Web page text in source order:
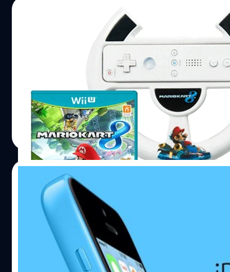
นินเทนโด้เตรียมเปิดตัว Mario Kart 8 พ่วงเต่า
สีฟ้าหวังฟื้นตลาด Wii U
ปฏิบัติการกอบกู้วิกฤติเกม Wii U เริ่มขึ้นแล้ว ล่าสุดมีการเปิด
ตัว Mario Kart 8 ชุดพิเศษซึ่งจะมาพร้อมกับไอเท็มโมเดล เต่า
สีฟ้า โดยติดมากับแผ่นเกมในชุดราคา 59 ปอนด์ (ประมาณ
3,000 บาท) และอีกชุดที่จะมีพวงมาลัยซึ่งเอาไว้ใส่จอยรีโมท
และบังคับโดยใช้การจับการเคลื่อนไหว มาขายล่อตาล่อใจใน
ราคา 39 ปอนด์ (ประมาณ 2,000 บาท) แต่ข่าวร้ายคือตัวไอเท็
มดังกล่าวจะมีขายในโซนอเมริกาและญี่ปุ่นเท่านั้น โดย Mario
Kart 8 มีกำหนดวางจำหน่าย 30 พฤษภาคม นี้ บนเครื่อง Wii
U ที่มา : nintendolife
ณัฐพันธ์ ส่งวิรุฬห์| 4535 days ago
Read More
หงายเงิบ! เผย iPhone 5C เหลือค้างสต็อกกว่า
3 ล้านเครื่อง
เว็บไซต์ข่าว DigiTimes รายงานข้อมูลล่าสุดว่า แอปเปิ้ลกำลัง
เผชิญกับปัญหา iPhone5C เหลือค้างสต็อกกว่า 3 ล้านเครื่อง
โดย 2 ล้านเครื่องเหลือค้างในโรงงาน Pegatron ในไต้หวัน